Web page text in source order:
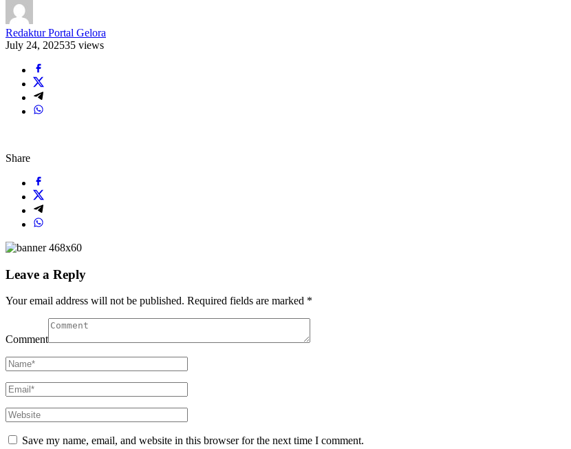
Redaktur Portal Gelora
July 24, 202535 views
Share
Leave a Reply
Your email address will not be published. Required fields are marked *
Comment
Save my name, email, and website in this browser for the next time I comment.